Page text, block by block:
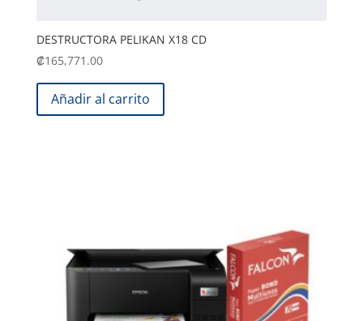
DESTRUCTORA PELIKAN X18 CD
₡165,771.00
Añadir al carrito